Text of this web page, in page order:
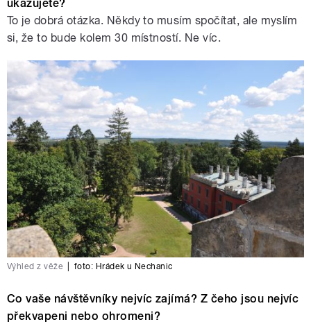
ukazujete?
To je dobrá otázka. Někdy to musím spočítat, ale myslím
si, že to bude kolem 30 místností. Ne víc.
Výhled z věže foto: Hrádek u Nechanic
Co vaše návštěvníky nejvíc zajímá? Z čeho jsou nejvíc
překvapeni nebo ohromeni?